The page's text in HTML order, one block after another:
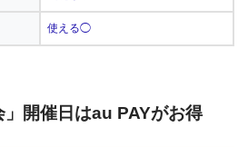
使える◯
」開催日はau PAYがお得